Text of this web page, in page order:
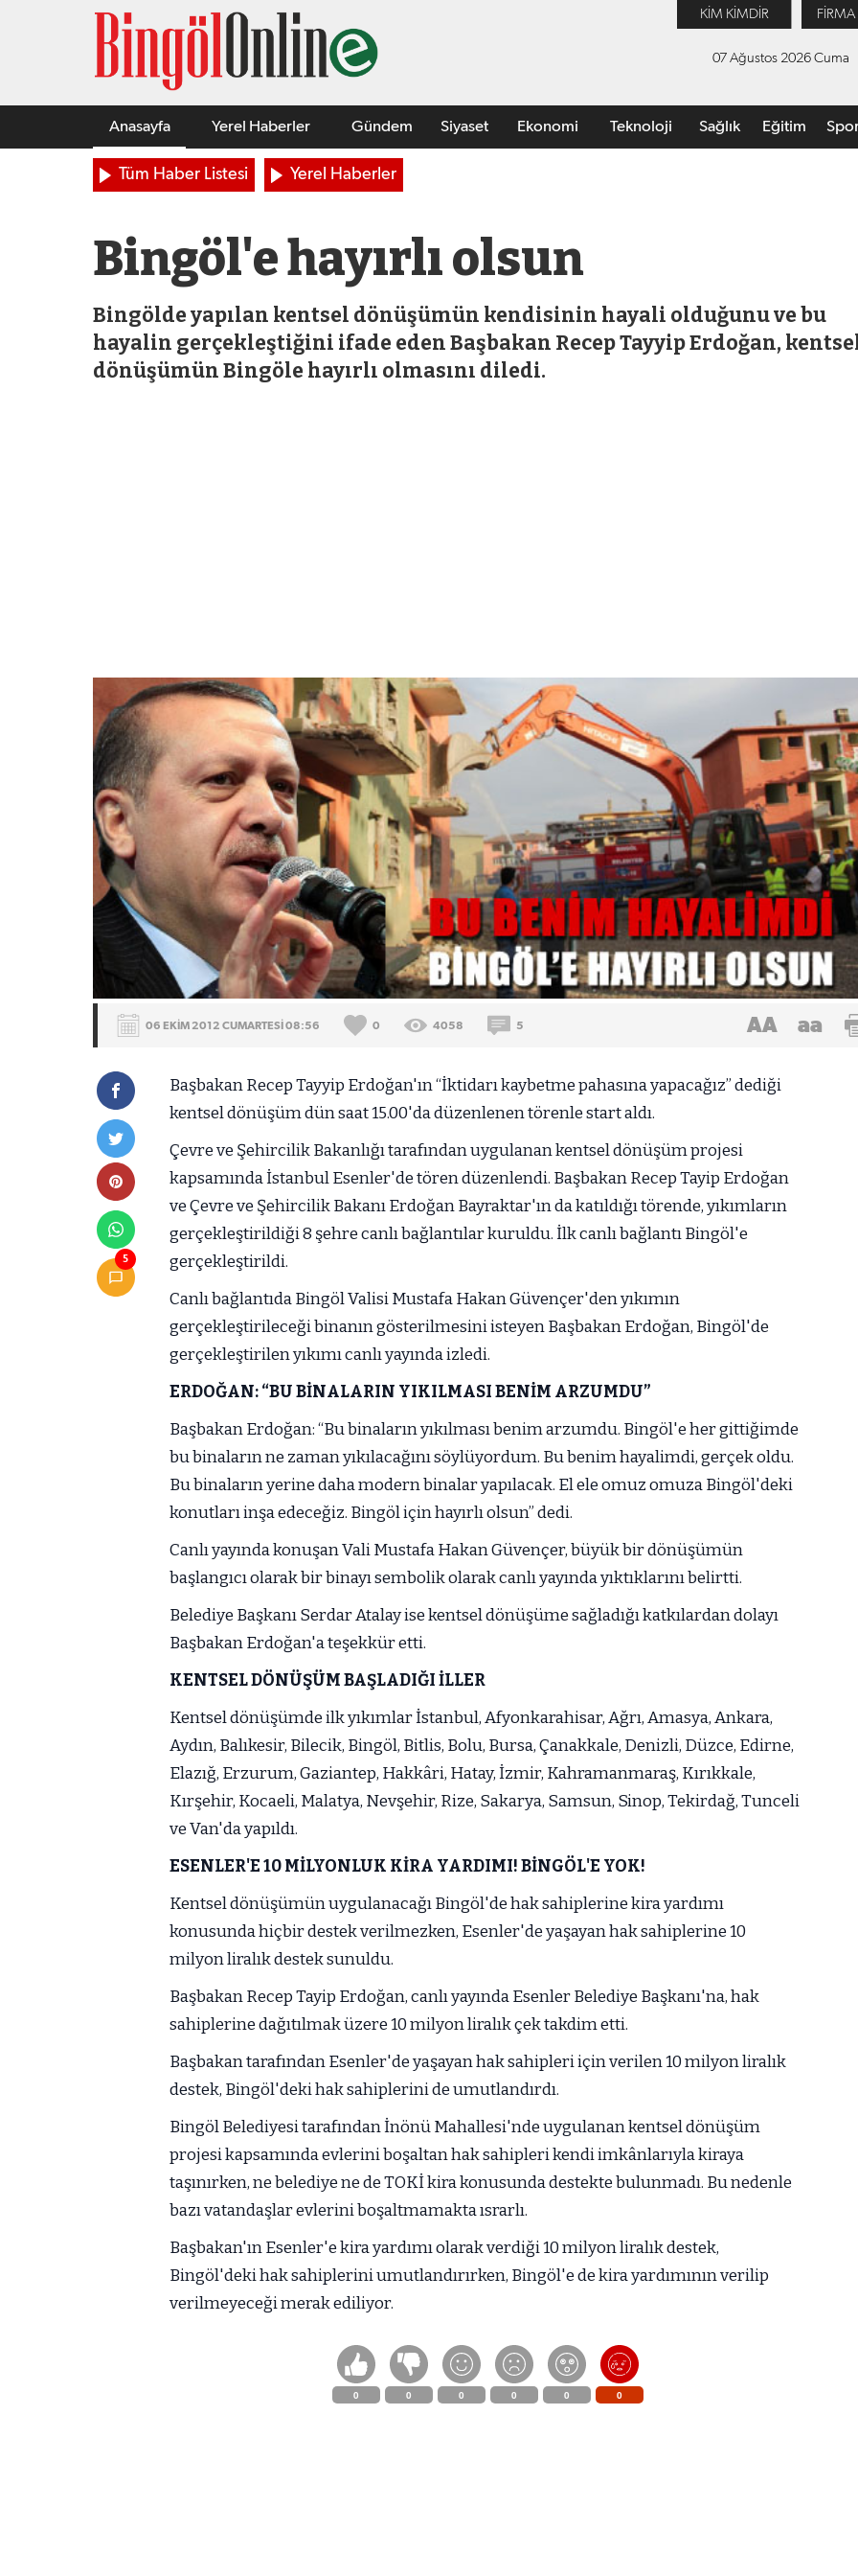
KİM KİMDİR FİRMA
07 Ağustos 2026 Cuma
Anasayfa Yerel Haberler Gündem Siyaset Ekonomi Teknoloji Sağlık Eğitim
Tüm Haber Listesi Yerel Haberler
Bingöl'e hayırlı olsun
Bingölde yapılan kentsel dönüşümün kendisinin hayali olduğunu ve bu
hayalin gerçekleştiğini ifade eden Başbakan Recep Tayyip Erdoğan,
dönüşümün Bingöle hayırlı olmasını diledi.
06 EKİM 2012 CUMARTESİ 08:56 0 4058 5 AA aa
5
Başbakan Recep Tayyip Erdoğan'ın “İktidarı kaybetme pahasına yapacağız” dediği
kentsel dönüşüm dün saat 15.00'da düzenlenen törenle start aldı.
Çevre ve Şehircilik Bakanlığı tarafından uygulanan kentsel dönüşüm projesi
kapsamında İstanbul Esenler'de tören düzenlendi. Başbakan Recep Tayip Erdoğan
ve Çevre ve Şehircilik Bakanı Erdoğan Bayraktar'ın da katıldığı törende, yıkımların
gerçekleştirildiği 8 şehre canlı bağlantılar kuruldu. İlk canlı bağlantı Bingöl'e
gerçekleştirildi.
Canlı bağlantıda Bingöl Valisi Mustafa Hakan Güvençer'den yıkımın
gerçekleştirileceği binanın gösterilmesini isteyen Başbakan Erdoğan, Bingöl'de
gerçekleştirilen yıkımı canlı yayında izledi.
ERDOĞAN: “BU BİNALARIN YIKILMASI BENİM ARZUMDU”
Başbakan Erdoğan: “Bu binaların yıkılması benim arzumdu. Bingöl'e her gittiğimde
bu binaların ne zaman yıkılacağını söylüyordum. Bu benim hayalimdi, gerçek oldu.
Bu binaların yerine daha modern binalar yapılacak. El ele omuz omuza Bingöl'deki
konutları inşa edeceğiz. Bingöl için hayırlı olsun” dedi.
Canlı yayında konuşan Vali Mustafa Hakan Güvençer, büyük bir dönüşümün
başlangıcı olarak bir binayı sembolik olarak canlı yayında yıktıklarını belirtti.
Belediye Başkanı Serdar Atalay ise kentsel dönüşüme sağladığı katkılardan dolayı
Başbakan Erdoğan'a teşekkür etti.
KENTSEL DÖNÜŞÜM BAŞLADIĞI İLLER
Kentsel dönüşümde ilk yıkımlar İstanbul, Afyonkarahisar, Ağrı, Amasya, Ankara,
Aydın, Balıkesir, Bilecik, Bingöl, Bitlis, Bolu, Bursa, Çanakkale, Denizli, Düzce, Edirne,
Elazığ, Erzurum, Gaziantep, Hakkâri, Hatay, İzmir, Kahramanmaraş, Kırıkkale,
Kırşehir, Kocaeli, Malatya, Nevşehir, Rize, Sakarya, Samsun, Sinop, Tekirdağ, Tunceli
ve Van'da yapıldı.
ESENLER'E 10 MİLYONLUK KİRA YARDIMI! BİNGÖL'E YOK!
Kentsel dönüşümün uygulanacağı Bingöl'de hak sahiplerine kira yardımı
konusunda hiçbir destek verilmezken, Esenler'de yaşayan hak sahiplerine 10
milyon liralık destek sunuldu.
Başbakan Recep Tayip Erdoğan, canlı yayında Esenler Belediye Başkanı'na, hak
sahiplerine dağıtılmak üzere 10 milyon liralık çek takdim etti.
Başbakan tarafından Esenler'de yaşayan hak sahipleri için verilen 10 milyon liralık
destek, Bingöl'deki hak sahiplerini de umutlandırdı.
Bingöl Belediyesi tarafından İnönü Mahallesi'nde uygulanan kentsel dönüşüm
projesi kapsamında evlerini boşaltan hak sahipleri kendi imkânlarıyla kiraya
taşınırken, ne belediye ne de TOKİ kira konusunda destekte bulunmadı. Bu nedenle
bazı vatandaşlar evlerini boşaltmamakta ısrarlı.
Başbakan'ın Esenler'e kira yardımı olarak verdiği 10 milyon liralık destek,
Bingöl'deki hak sahiplerini umutlandırırken, Bingöl'e de kira yardımının verilip
verilmeyeceği merak ediliyor.
0 0 0 0 0 0